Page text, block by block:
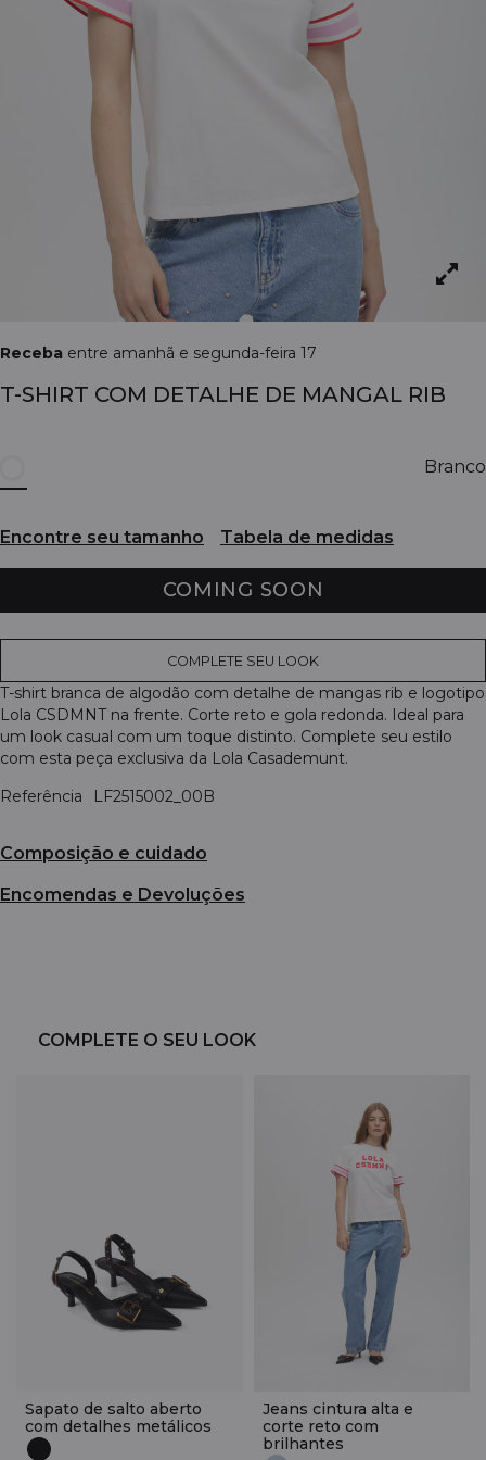
Receba entre amanhã e segunda-feira 17
T-SHIRT COM DETALHE DE MANGAL RIB
Branco
Encontre seu tamanho Tabela de medidas
COMING SOON
COMPLETE SEU LOOK
T-shirt branca de algodão com detalhe de mangas rib e logotipo
Lola CSDMNT na frente. Corte reto e gola redonda. Ideal para
um look casual com um toque distinto. Complete seu estilo
com esta peça exclusiva da Lola Casademunt.
Referência
LF2515002_00B
Composição e cuidado
Encomendas e Devoluções
COMPLETE O SEU LOOK
Sapato de salto aberto
com detalhes metálicos
Jeans cintura alta e
corte reto com
brilhantes